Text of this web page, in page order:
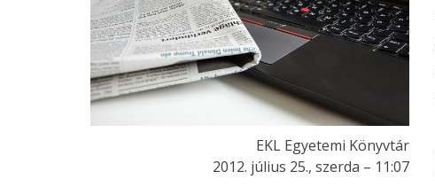
EKL Egyetemi Könyvtár
2012. július 25., szerda – 11:07